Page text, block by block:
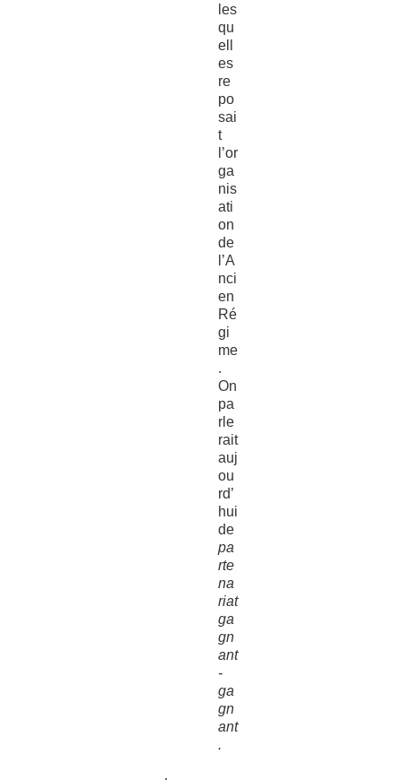
les
qu
ell
es
re
po
sai
t
l’or
ga
nis
ati
on
de
l’A
nci
en
Ré
gi
me
.
On
pa
rle
rait
auj
ou
rd’
hui
de
pa
rte
na
riat
ga
gn
ant
-
ga
gn
ant
.